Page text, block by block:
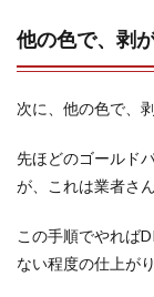
他の色で、剥
次に、他の色で、
先ほどのゴールド
が、これは業者さ
この手順でやれば
ない程度の仕上が